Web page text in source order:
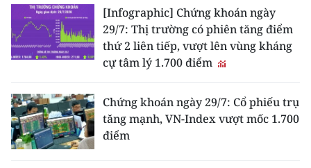
[Infographic] Chứng khoán ngày
29/7: Thị trường có phiên tăng điểm
thứ 2 liên tiếp, vượt lên vùng kháng
cự tâm lý 1.700 điểm
Chứng khoán ngày 29/7: Cổ phiếu trụ
tăng mạnh, VN-Index vượt mốc 1.700
điểm